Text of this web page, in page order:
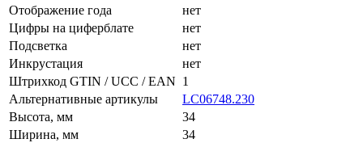
Отображение года
нет
Цифры на циферблате
нет
Подсветка
нет
Инкрустация
нет
Штрихкод GTIN / UCC / EAN 1
Альтернативные артикулы
LC06748.230
Высота, мм
34
Ширина, мм
34